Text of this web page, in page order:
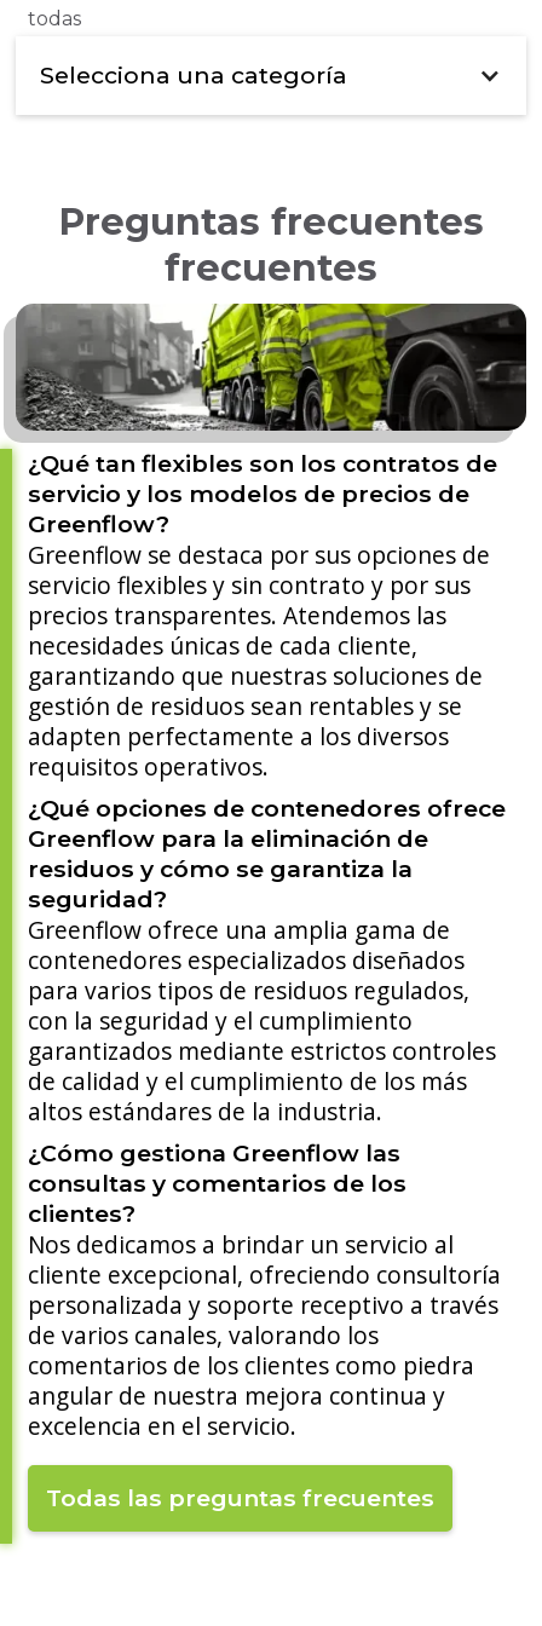
de la industria y nuestro negocio, desde las normativas
todas
Selecciona una categoría
Preguntas frecuentes
frecuentes
¿Qué tan flexibles son los contratos de
servicio y los modelos de precios de
Greenflow?
Greenflow se destaca por sus opciones de
servicio flexibles y sin contrato y por sus
precios transparentes. Atendemos las
necesidades únicas de cada cliente,
garantizando que nuestras soluciones de
gestión de residuos sean rentables y se
adapten perfectamente a los diversos
requisitos operativos.
¿Qué opciones de contenedores ofrece
Greenflow para la eliminación de
residuos y cómo se garantiza la
seguridad?
Greenflow ofrece una amplia gama de
contenedores especializados diseñados
para varios tipos de residuos regulados,
con la seguridad y el cumplimiento
garantizados mediante estrictos controles
de calidad y el cumplimiento de los más
altos estándares de la industria.
¿Cómo gestiona Greenflow las
consultas y comentarios de los
clientes?
Nos dedicamos a brindar un servicio al
cliente excepcional, ofreciendo consultoría
personalizada y soporte receptivo a través
de varios canales, valorando los
comentarios de los clientes como piedra
angular de nuestra mejora continua y
excelencia en el servicio.
Todas las preguntas frecuentes